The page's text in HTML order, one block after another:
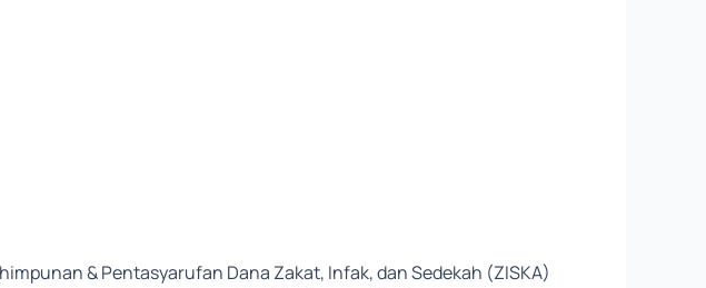
& Pentasyarufan Dana Zakat, Infak, dan Sedekah (ZISKA)